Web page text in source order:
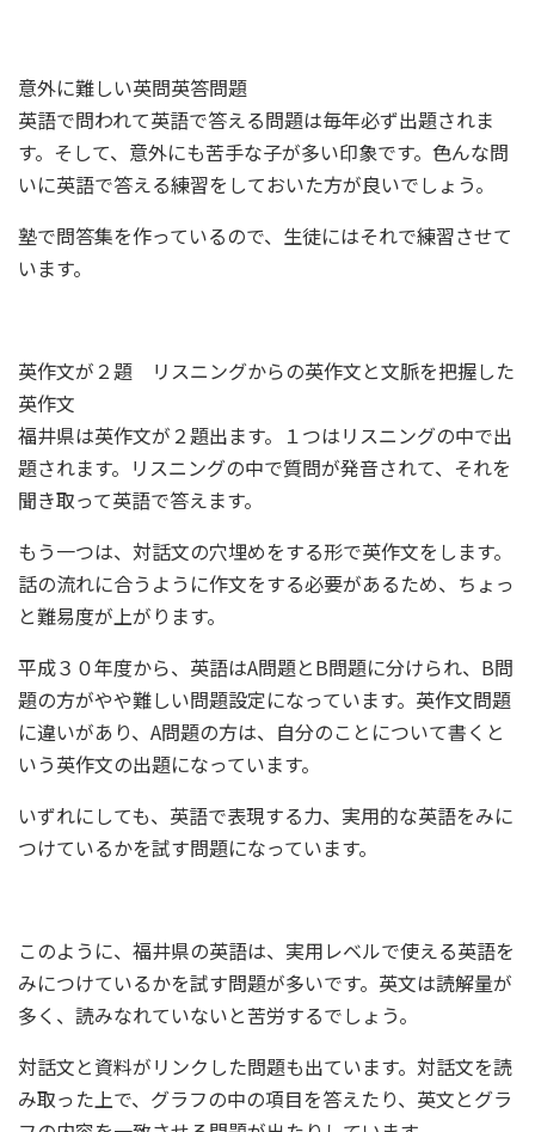
意外に難しい英問英答問題
英語で問われて英語で答える問題は毎年必ず出題されま
す。そして、意外にも苦手な子が多い印象です。色んな問
いに英語で答える練習をしておいた方が良いでしょう。
塾で問答集を作っているので、生徒にはそれで練習させて
います。
英作文が２題 リスニングからの英作文と文脈を把握した
英作文
福井県は英作文が２題出ます。１つはリスニングの中で出
題されます。リスニングの中で質問が発音されて、それを
聞き取って英語で答えます。
もう一つは、対話文の穴埋めをする形で英作文をします。
話の流れに合うように作文をする必要があるため、ちょっ
と難易度が上がります。
平成３０年度から、英語はA問題とB問題に分けられ、B問
題の方がやや難しい問題設定になっています。英作文問題
に違いがあり、A問題の方は、自分のことについて書くと
いう英作文の出題になっています。
いずれにしても、英語で表現する力、実用的な英語をみに
つけているかを試す問題になっています。
このように、福井県の英語は、実用レベルで使える英語を
みにつけているかを試す問題が多いです。英文は読解量が
多く、読みなれていないと苦労するでしょう。
対話文と資料がリンクした問題も出ています。対話文を読
み取った上で、グラフの中の項目を答えたり、英文とグラ